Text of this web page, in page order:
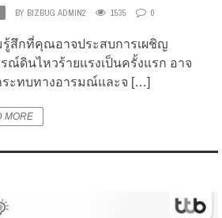
BY BIZBUG ADMIN2 1535 0
รู้สึกที่คุณอาจประสบการเผชิญ
รณ์ดินไหวร้ายแรงเป็นครั้งแรก อาจ
ระทบทางอารมณ์และจ […]
MORE